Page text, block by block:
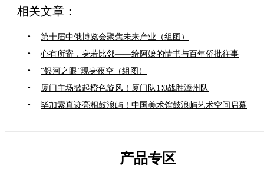
相关文章：
•
第十届中俄博览会聚焦未来产业（组图）
•
心有所寄，身若比邻——给阿嬷的情书与百年侨批往事
•
“银河之眼”现身夜空（组图）
•
厦门主场掀起橙色旋风！厦门队1∶0战胜漳州队
•
毕加索真迹亮相鼓浪屿！中国美术馆鼓浪屿艺术空间启幕
产品专区